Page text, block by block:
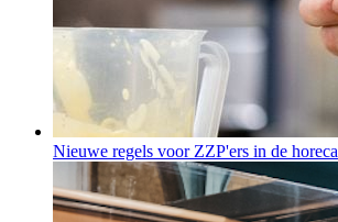
Nieuwe regels voor ZZP'ers in de horeca